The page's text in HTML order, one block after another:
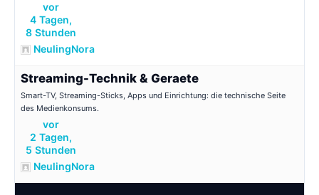
vor
4 Tagen,
8 Stunden
NeulingNora
Streaming-Technik & Geraete
Smart-TV, Streaming-Sticks, Apps und Einrichtung: die technische Seite
des Medienkonsums.
vor
2 Tagen,
5 Stunden
NeulingNora